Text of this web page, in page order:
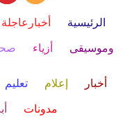
الرئيسية أخبارعاجلة
وموسيقى أزياء
أخبار إعلام تعليم
مدونات